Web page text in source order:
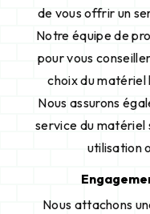
de vous offrir un
Notre équipe de
pour vous
choix du matériel
Nous assurons
service du matériel
utilisation
Nous attachons